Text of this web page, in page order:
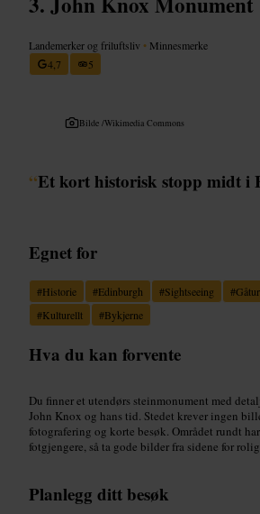
Landemerker og friluftsliv • Minnesmerke
4,7
5
Bilde /Wikimedia Commons
“Et kort historisk stopp midt i
Egnet for
#Historie #Edinburgh #Sightseeing #Gåtur
#Kulturellt #Bykjerne
Hva du kan forvente
Du finner et utendørs steinmonument med
John Knox og hans tid. Stedet krever ingen
fotografering og korte besøk. Området rundt
fotgjengere, så ta gode bilder fra sidene for
Planlegg ditt besøk